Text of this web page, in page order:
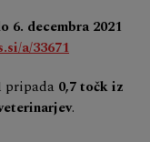
6. decembra 2021
a/33671
pripada 0,7 točk iz
.